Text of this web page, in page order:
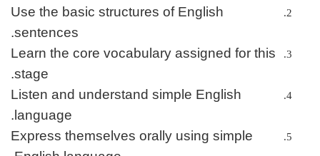
Use the basic structures of English
sentences.
Learn the core vocabulary assigned for this
stage.
Listen and understand simple English
language.
Express themselves orally using simple